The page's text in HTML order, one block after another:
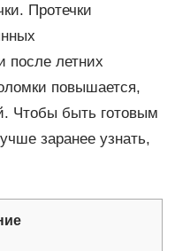
Протечки
после летних
повышается,
Чтобы быть готовым
заранее узнать,